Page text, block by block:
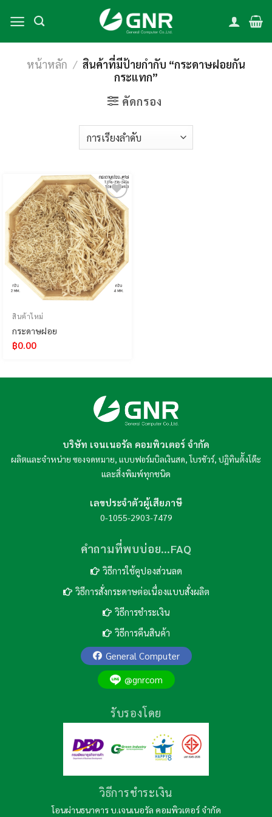
content
หน้าหลัก / สินค้าที่มีป้ายกำกับ “กระดาษฝอยกัน
กระแทก”
คัดกรอง
Add to
wishlist
สินค้าใหม่
กระดาษฝอย
฿0.00
บริษัท เจนเนอรัล คอมพิวเตอร์ จำกัด
ผลิตและจำหน่าย ซองจดหมาย, แบบฟอร์มบิลเงินสด,โบรชัวร์, ปฎิทินต้ังโต๊ะ
และสิ่งพิมพ์ทุกชนิด
เลขประจำตัวผู้เสียภาษี
0-1055-2903-7479
คำถามที่พบบ่อย…FAQ
วิธีการใช้คูปองส่วนลด
วิธีการสั่งกระดาษต่อเนื่องแบบสั่งผลิต
วิธีการชำระเงิน
วิธีการคืนสินค้า
General Computer
@gnrcom
รับรองโดย
วิธีการชำระเงิน
โอนผ่านธนาคาร บ.เจนเนอรัล คอมพิวเตอร์ จำกัด